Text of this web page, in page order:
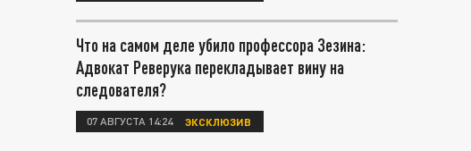
Что на самом деле убило профессора Зезина:
Адвокат Реверука перекладывает вину на
следователя?
07 АВГУСТА 14:24 ЭКСКЛЮЗИВ